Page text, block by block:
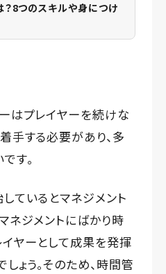
8つのスキルや身につけ
はプレイヤーを続けな
手する必要があり、多
す。
ているとマネジメント
ネジメントにばかり時
ヤーとして成果を発揮
ょう。そのため、時間管